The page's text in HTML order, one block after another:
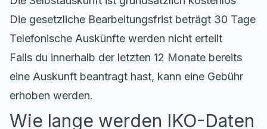
Die gesetzliche Bearbeitungsfrist beträgt 30 Tage
Telefonische Auskünfte werden nicht erteilt
Falls du innerhalb der letzten 12 Monate bereits
eine Auskunft beantragt hast, kann eine Gebühr
erhoben werden.
Wie lange werden IKO-Daten